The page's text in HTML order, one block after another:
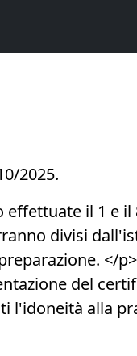
2025.
effettuate il 1 e
divisi
</
del
l'idoneità alla